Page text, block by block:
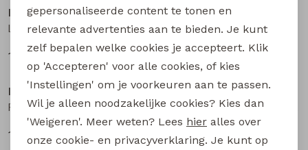
lizzi lou
Lotti Z10479 dames pullover Groen mos
17,50
34,99
lizzi lou
17,50
34,99
Sale
lizzi lou
Pippa Z10480 dames gilet/hes Ecru
15,00
lizzi lou
15,00
29,99
Sale
gepersonaliseerde content te tonen en
relevante advertenties aan te bieden. Je kunt
zelf bepalen welke cookies je accepteert. Klik
op 'Accepteren' voor alle cookies, of kies
'Instellingen' om je voorkeuren aan te passen.
Wil je alleen noodzakelijke cookies? Kies dan
'Weigeren'. Meer weten? Lees hier alles over
onze cookie- en privacyverklaring. Je kunt op